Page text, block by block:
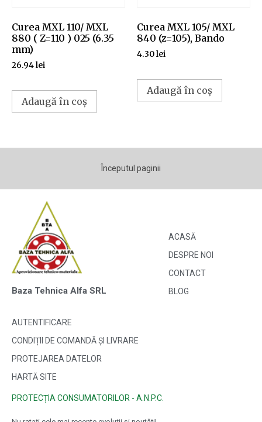
Curea MXL 110/ MXL
880 ( Z=110 ) 025 (6.35
mm)
26.94lei
Adaugă în coș
Curea MXL 105/ MXL
840 (z=105), Bando
4.30lei
Adaugă în coș
Începutul paginii
Baza Tehnica Alfa SRL
ACASĂ
DESPRE NOI
CONTACT
BLOG
AUTENTIFICARE
CONDIȚII DE COMANDĂ ȘI LIVRARE
PROTEJAREA DATELOR
HARTĂ SITE
PROTECȚIA CONSUMATORILOR - A.N.P.C.